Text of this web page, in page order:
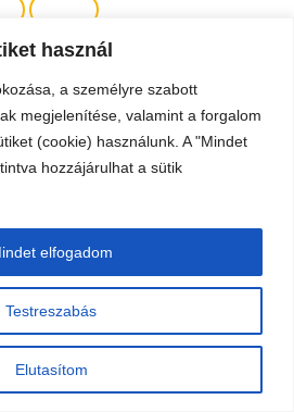
használ
a személyre szabott
megjelenítése, valamint a forgalom
(cookie) használunk. A "Mindet
hozzájárulhat a sütik
Testreszabás
Elutasítom
elfogadom